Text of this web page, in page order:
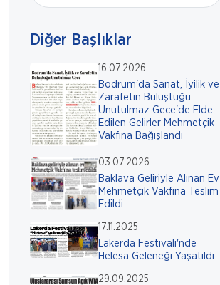
Diğer Başlıklar
16.07.2026
Bodrum'da Sanat, İyilik ve
Zarafetin Buluştuğu
Unutulmaz Gece'de Elde
Edilen Gelirler Mehmetçik
Vakfına Bağışlandı
03.07.2026
Baklava Geliriyle Alınan Ev
Mehmetçik Vakfına Teslim
Edildi
17.11.2025
Lakerda Festivali'nde
Helesa Geleneği Yaşatıldı
29.09.2025